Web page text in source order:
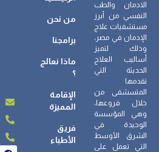
الادمان والطب
النفسي من أبرز
مستشفيات علاج
الإدمان في مصر،
وذلك لتميز
أساليب العلاج
الحديثة التي
تقدمها
المتسشفى من
خلال فروعها،
وهي المؤسسة
الوحيدة في
الشرق الأوسط
التي تعمل على
من نحن
برامجنا
ماذا نعالج
؟
الإقامة
المميزة
فريق
الأطباء